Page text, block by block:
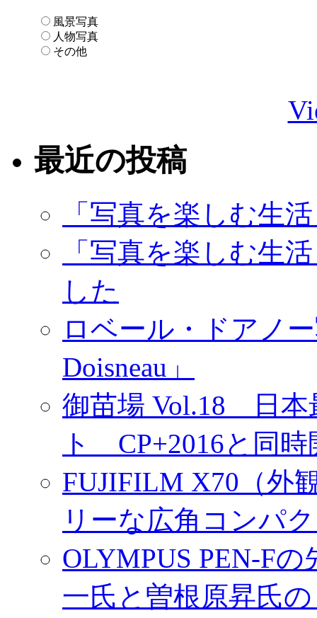
風景写真
人物写真
その他
最近の投稿
「写真を楽しむ生
「写真を楽しむ生
した
ロベール・ドアノ
Doisneau」
御苗場 Vol.18 日本
ト CP+2016と同時
FUJIFILM X70（外
リーな広角コンパ
OLYMPUS PEN-F
一氏と曽根原昇氏